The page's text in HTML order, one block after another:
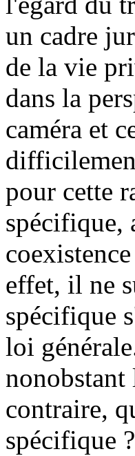
un cadre
de la vie
dans la
caméra et
pour cette
spécifique,
effet, il ne
spécifique
loi
contraire,
spécifique